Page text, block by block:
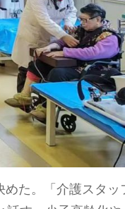
めた。「介護スタッ